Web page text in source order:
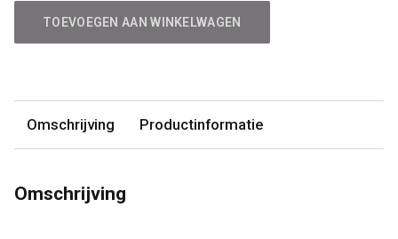
TOEVOEGEN AAN WINKELWAGEN
Omschrijving Productinformatie
Omschrijving